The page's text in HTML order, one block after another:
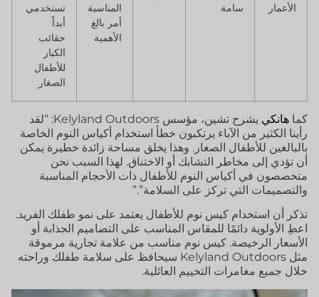
الأعمار
سامة
المناسبة
أمر بالغ
الأهمية
تستخدمي
أبداً
حقائب
الكبار
للأطفال
الصغار
كما هانكي
يشرح تشين، مؤسس Kelyland Outdoors: “لقد
رأينا الكثير من الآباء يرتكبون خطأ استخدام أكياس النوم الخاصة
بالبالغين للأطفال الصغار. وهذا يخلق مساحة زائدة خطيرة يمكن
أن تؤدي إلى مخاطر التشابك أو الاختناق. لهذا السبب نحن
متخصصون في أكياس النوم للأطفال ذات الأحجام المناسبة
والتصميمات التي تركز على السلامة”.”
تذكر أن استخدام كيس نوم للأطفال يعتمد على نمو طفلك الفريد.
اعطِ الأولوية دائمًا للمقاس المناسب على التصاميم الجذابة أو
الأسعار الرخيصة. كيس نوم مناسب من علامة تجارية مرموقة
مثل Kelyland Outdoors سيحافظ على سلامة طفلك وراحته
خلال جميع مغامرات التخييم العائلية.